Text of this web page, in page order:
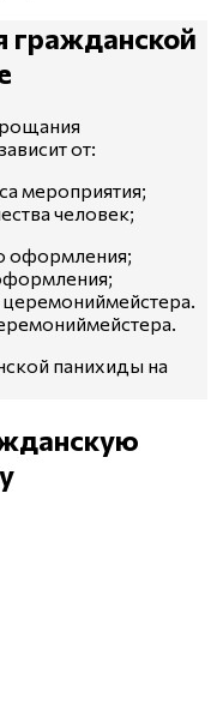
гражданской
от:
мероприятия;
человек;